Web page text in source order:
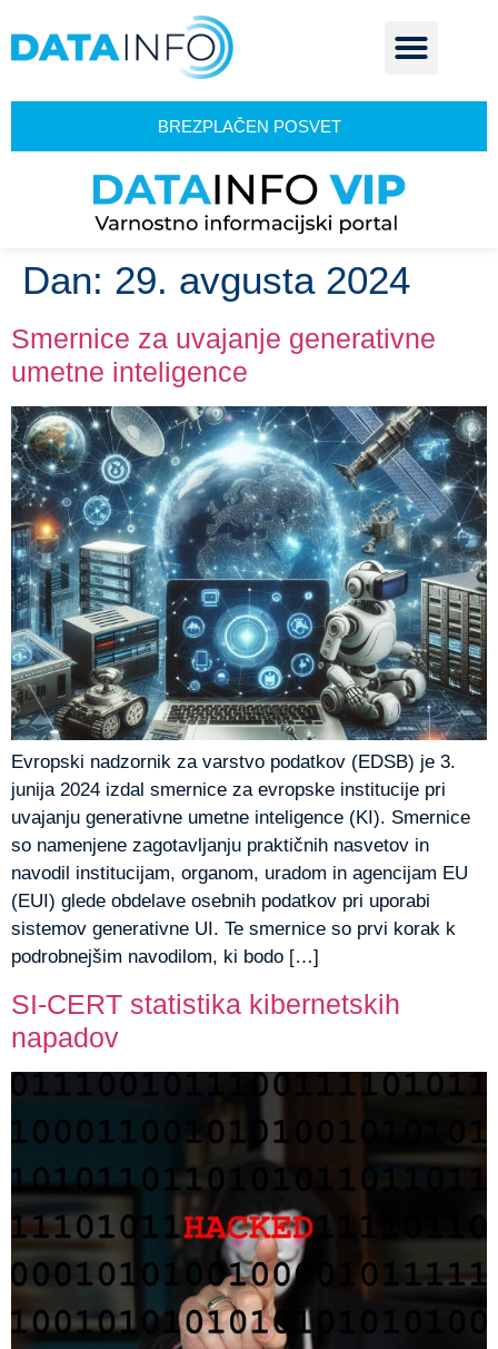
BREZPLAČEN POSVET
Dan: 29. avgusta 2024
Smernice za uvajanje generativne
umetne inteligence
Evropski nadzornik za varstvo podatkov (EDSB) je 3.
junija 2024 izdal smernice za evropske institucije pri
uvajanju generativne umetne inteligence (KI). Smernice
so namenjene zagotavljanju praktičnih nasvetov in
navodil institucijam, organom, uradom in agencijam EU
(EUI) glede obdelave osebnih podatkov pri uporabi
sistemov generativne UI. Te smernice so prvi korak k
podrobnejšim navodilom, ki bodo […]
SI-CERT statistika kibernetskih
napadov